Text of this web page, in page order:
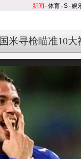
新闻 -体育-S-娱
国米寻枪瞄准10